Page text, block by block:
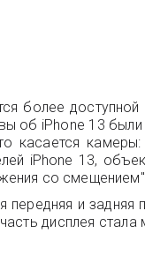
более
об iPhone 13 были
камеры:
iPhone 13,
со
передняя и
дисплея